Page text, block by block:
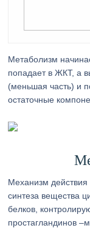
Метаболизм
попадает в ЖКТ, а
(меньшая часть) и
остаточные
Механизм действия
синтеза вещества
белков,
простагландинов